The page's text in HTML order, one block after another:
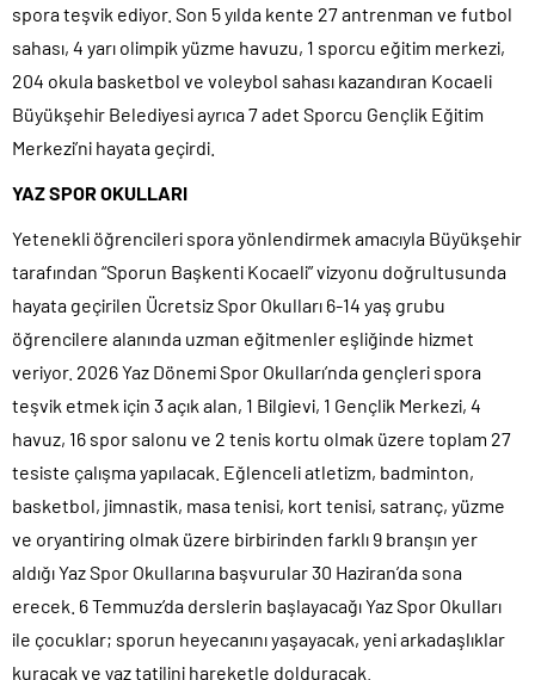
spora teşvik ediyor. Son 5 yılda kente 27 antrenman ve futbol
sahası, 4 yarı olimpik yüzme havuzu, 1 sporcu eğitim merkezi,
204 okula basketbol ve voleybol sahası kazandıran Kocaeli
Büyükşehir Belediyesi ayrıca 7 adet Sporcu Gençlik Eğitim
Merkezi’ni hayata geçirdi.
YAZ SPOR OKULLARI
Yetenekli öğrencileri spora yönlendirmek amacıyla Büyükşehir
tarafından “Sporun Başkenti Kocaeli” vizyonu doğrultusunda
hayata geçirilen Ücretsiz Spor Okulları 6-14 yaş grubu
öğrencilere alanında uzman eğitmenler eşliğinde hizmet
veriyor. 2026 Yaz Dönemi Spor Okulları’nda gençleri spora
teşvik etmek için 3 açık alan, 1 Bilgievi, 1 Gençlik Merkezi, 4
havuz, 16 spor salonu ve 2 tenis kortu olmak üzere toplam 27
tesiste çalışma yapılacak. Eğlenceli atletizm, badminton,
basketbol, jimnastik, masa tenisi, kort tenisi, satranç, yüzme
ve oryantiring olmak üzere birbirinden farklı 9 branşın yer
aldığı Yaz Spor Okullarına başvurular 30 Haziran’da sona
erecek. 6 Temmuz’da derslerin başlayacağı Yaz Spor Okulları
ile çocuklar; sporun heyecanını yaşayacak, yeni arkadaşlıklar
kuracak ve yaz tatilini hareketle dolduracak.